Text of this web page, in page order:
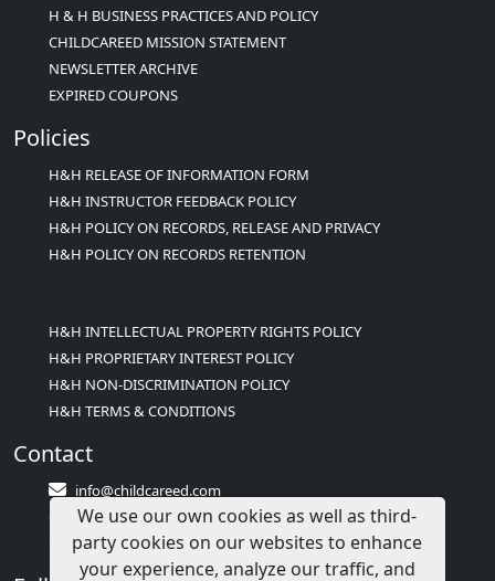
H & H BUSINESS PRACTICES AND POLICY
CHILDCAREED MISSION STATEMENT
NEWSLETTER ARCHIVE
EXPIRED COUPONS
Policies
H&H RELEASE OF INFORMATION FORM
H&H INSTRUCTOR FEEDBACK POLICY
H&H POLICY ON RECORDS, RELEASE AND PRIVACY
H&H POLICY ON RECORDS RETENTION
H&H INTELLECTUAL PROPERTY RIGHTS POLICY
H&H PROPRIETARY INTEREST POLICY
H&H NON-DISCRIMINATION POLICY
H&H TERMS & CONDITIONS
Contact
info@childcareed.com
Contact Us
1(833)283-2241 (2TEACH1)
We use our own cookies as well as third-
party cookies on our websites to enhance
your experience, analyze our traffic, and